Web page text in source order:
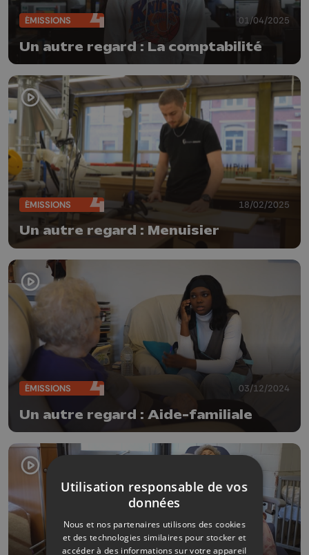
ÉMISSIONS 01/04/2025
Un autre regard : La comptabilité
ÉMISSIONS 18/02/2025
Un autre regard : Menuisier
ÉMISSIONS 03/12/2024
Un autre regard : Aide-familiale
Utilisation responsable de vos
données
Nous et nos partenaires utilisons des cookies
et des technologies similaires pour stocker et
accéder à des informations sur votre appareil